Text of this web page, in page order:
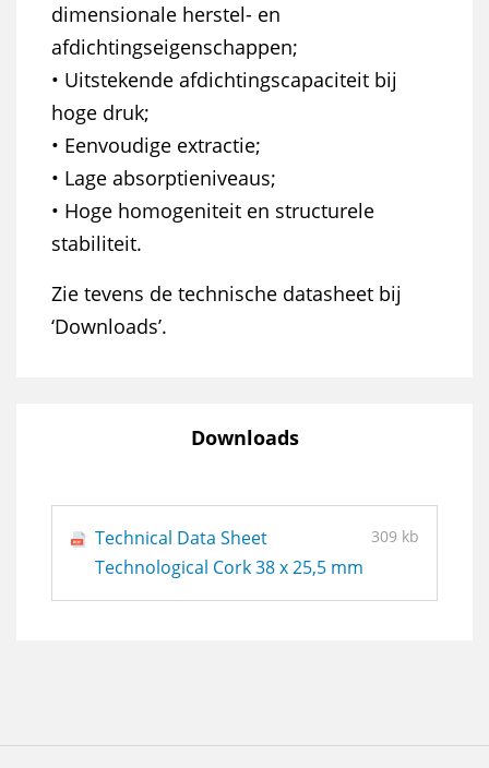
dimensionale herstel- en
afdichtingseigenschappen;
• Uitstekende afdichtingscapaciteit bij
hoge druk;
• Eenvoudige extractie;
• Lage absorptieniveaus;
• Hoge homogeniteit en structurele
stabiliteit.
Zie tevens de technische datasheet bij
‘Downloads’.
Downloads
Technical Data Sheet
Technological Cork 38 x 25,5 mm
309 kb